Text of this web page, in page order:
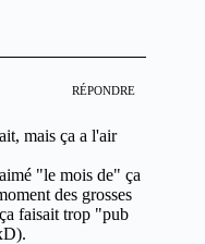
RÉPONDRE
mais ça a l'air
"le mois de" ça
des grosses
faisait trop "pub